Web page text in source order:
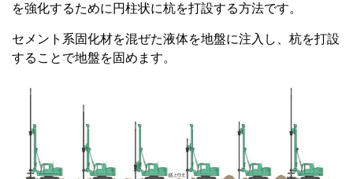
を強化するために円柱状に杭を打設する方法です。
セメント系固化材を混ぜた液体を地盤に注入し、杭を打設
することで地盤を固めます。